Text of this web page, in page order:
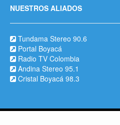
NUESTROS ALIADOS
Tundama Stereo 90.6
Portal Boyacá
Radio TV Colombia
Andina Stereo 95.1
Cristal Boyacá 98.3